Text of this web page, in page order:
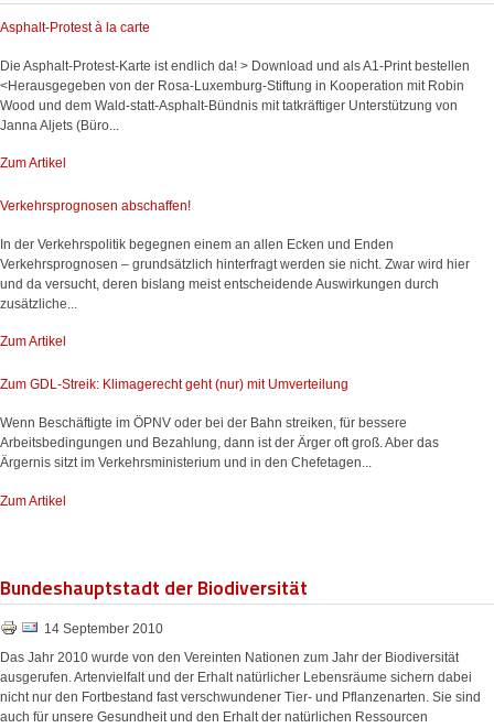
Asphalt-Protest à la carte
Die Asphalt-Protest-Karte ist endlich da! > Download und als A1-Print bestellen
<Herausgegeben von der Rosa-Luxemburg-Stiftung in Kooperation mit Robin
Wood und dem Wald-statt-Asphalt-Bündnis mit tatkräftiger Unterstützung von
Janna Aljets (Büro...
Zum Artikel
Verkehrsprognosen abschaffen!
In der Verkehrspolitik begegnen einem an allen Ecken und Enden
Verkehrsprognosen – grundsätzlich hinterfragt werden sie nicht. Zwar wird hier
und da versucht, deren bislang meist entscheidende Auswirkungen durch
zusätzliche...
Zum Artikel
Zum GDL-Streik: Klimagerecht geht (nur) mit Umverteilung
Wenn Beschäftigte im ÖPNV oder bei der Bahn streiken, für bessere
Arbeitsbedingungen und Bezahlung, dann ist der Ärger oft groß. Aber das
Ärgernis sitzt im Verkehrsministerium und in den Chefetagen...
Zum Artikel
Bundeshauptstadt der Biodiversität
14 September 2010
Das Jahr 2010 wurde von den Vereinten Nationen zum Jahr der Biodiversität
ausgerufen. Artenvielfalt und der Erhalt natürlicher Lebensräume sichern dabei
nicht nur den Fortbestand fast verschwundener Tier- und Pflanzenarten. Sie sind
auch für unsere Gesundheit und den Erhalt der natürlichen Ressourcen